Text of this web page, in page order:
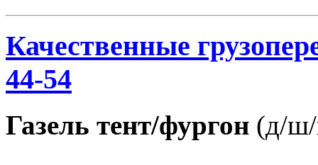
Качественные
44-54
Газель тент/фургон (д/ш/